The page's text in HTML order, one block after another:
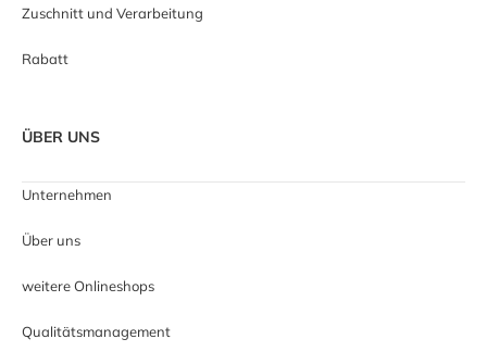
Zuschnitt und Verarbeitung
Rabatt
ÜBER UNS
Unternehmen
Über uns
weitere Onlineshops
Qualitätsmanagement